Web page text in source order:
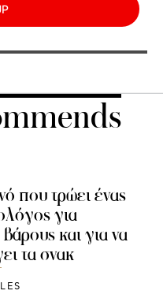
που τρώει ένας
για
και για να
τα σνακ